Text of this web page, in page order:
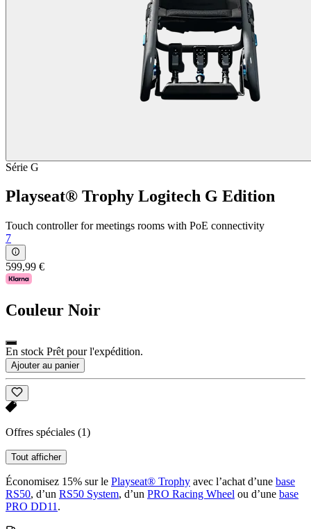
Série G
Playseat® Trophy Logitech G Edition
Touch controller for meetings rooms with PoE connectivity
7
599,99 €
Couleur Noir
En stock Prêt pour l'expédition.
Ajouter au panier
Offres spéciales (1)
Tout afficher
Économisez 15% sur le Playseat® Trophy avec l’achat d’une base
RS50, d’un RS50 System, d’un PRO Racing Wheel ou d’une base
PRO DD11 .